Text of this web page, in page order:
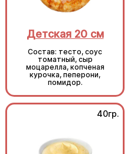
Детская 20 см
Состав: тесто, соус
томатный, сыр
моцарелла, копченая
курочка, пеперони,
помидор.
40гр.